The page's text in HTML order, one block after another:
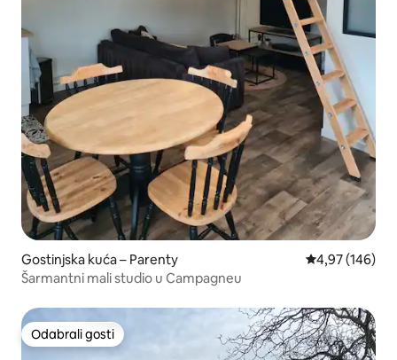
Gostinjska kuća – Parenty Prosječna
4,97 (146)
Šarmantni mali studio u Campagneu
Odabrali gosti
Odabrali gosti